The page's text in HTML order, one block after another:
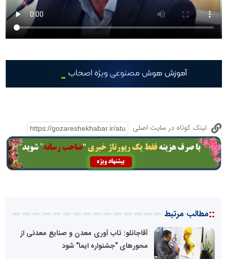
لینک کوتاه در سایت اصلی
::مطالب مرتبط
آقاجانلو: تاب آوری معدن و صنایع معدنی از
محورهای "جشنواره ایما" شود